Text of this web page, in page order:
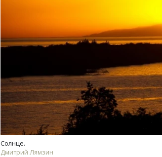
Солнце.
Дмитрий Лямзин